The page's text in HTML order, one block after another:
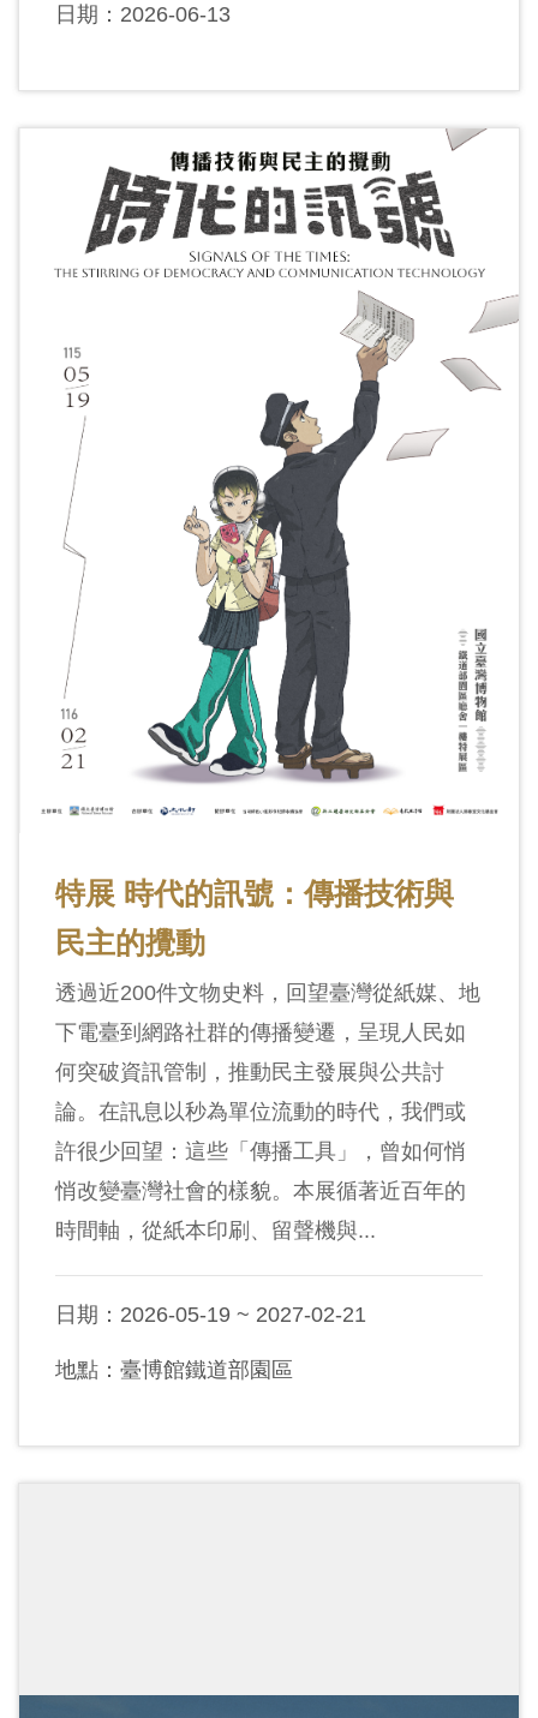
日期：2026-06-13
特展 時代的訊號：傳播技術與
民主的攪動
透過近200件文物史料，回望臺灣從紙媒、地
下電臺到網路社群的傳播變遷，呈現人民如
何突破資訊管制，推動民主發展與公共討
論。在訊息以秒為單位流動的時代，我們或
許很少回望：這些「傳播工具」，曾如何悄
悄改變臺灣社會的樣貌。本展循著近百年的
時間軸，從紙本印刷、留聲機與...
日期：2026-05-19 ~ 2027-02-21
地點：臺博館鐵道部園區